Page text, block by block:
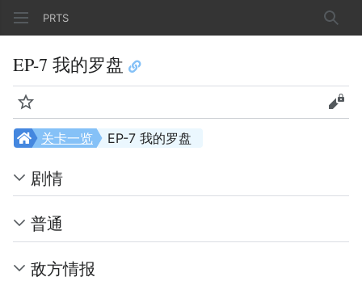
PRTS 搜索
EP-7 我的罗盘
监视 查看
EP-7 我的罗盘
关卡一览
剧情
普通
敌方情报